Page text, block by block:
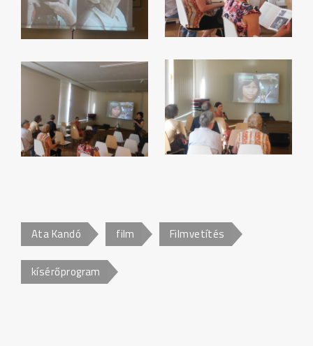
Ata Kandó film Filmvetítés
kísérőprogram